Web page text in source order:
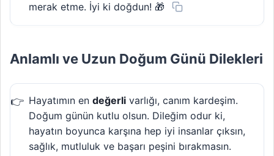
merak etme. İyi ki doğdun! 🎁
Anlamlı ve Uzun Doğum Günü Dilekleri
Hayatımın en değerli varlığı, canım kardeşim.
Doğum günün kutlu olsun. Dileğim odur ki,
hayatın boyunca karşına hep iyi insanlar çıksın,
sağlık, mutluluk ve başarı peşini bırakmasın.